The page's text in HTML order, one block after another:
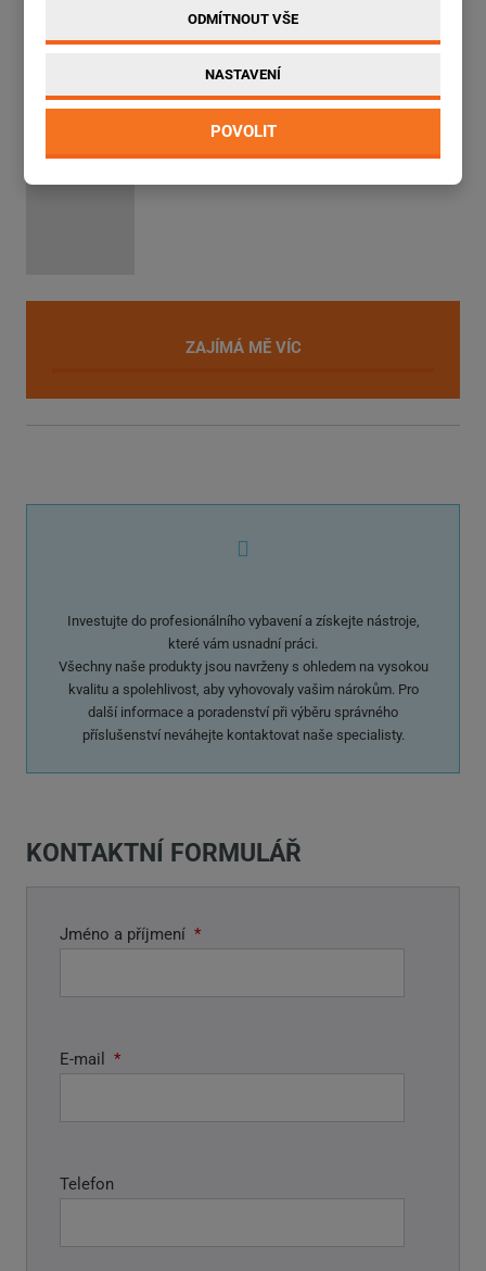
lesní hospodářství a obory související s těžbou dřeva
těžké pracovní podmínky
ZAJÍMÁ MĚ VÍC
Investujte do profesionálního vybavení a získejte nástroje,
které vám usnadní práci.
Všechny naše produkty jsou navrženy s ohledem na vysokou
kvalitu a spolehlivost, aby vyhovovaly vašim nárokům. Pro
další informace a poradenství při výběru správného
příslušenství neváhejte kontaktovat naše specialisty.
KONTAKTNÍ FORMULÁŘ
Jméno a příjmení *
E-mail *
Telefon
ODMÍTNOUT VŠE
NASTAVENÍ
POVOLIT